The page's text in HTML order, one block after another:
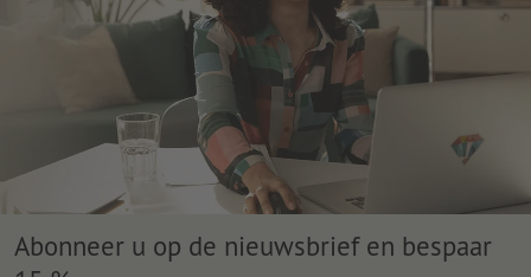
Abonneer u op de nieuwsbrief en bespaar